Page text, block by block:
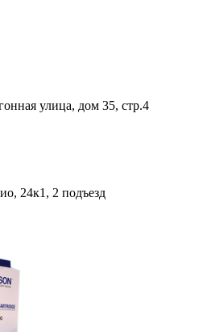
улица, дом 35, стр.4
24к1, 2 подъезд